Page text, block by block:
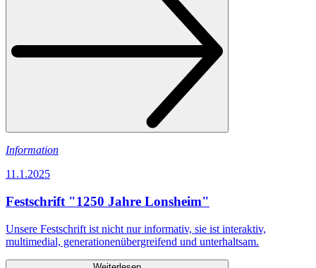
Information
11.1.2025
Festschrift "1250 Jahre Lonsheim"
Unsere Festschrift ist nicht nur informativ, sie ist interaktiv,
multimedial, generationen­übergreifend und unterhaltsam.